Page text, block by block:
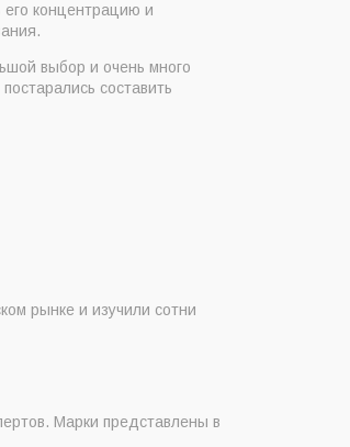
его концентрацию и
выбор и очень много
составить
рынке и изучили сотни
Марки представлены в